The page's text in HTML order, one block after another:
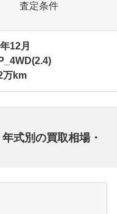
査定条件
12月
万km
式別の買取相場・